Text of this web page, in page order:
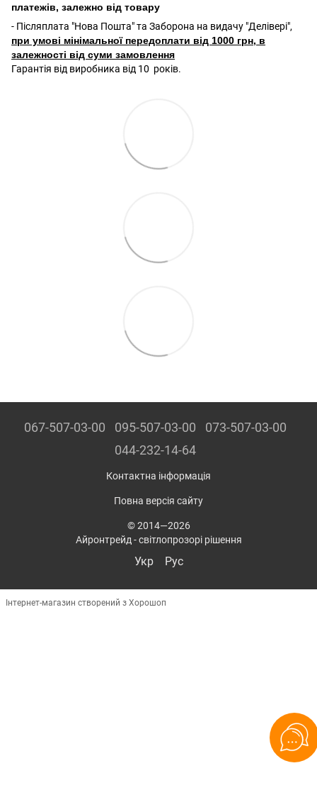
платежів, залежно від товару
- Післяплата "Нова Пошта" та Заборона на видачу "Делівері",
при умові мінімальної передоплати від 1000 грн, в
залежності від суми замовлення
Гарантія від виробника від 10 років.
067-507-03-00 095-507-03-00
073-507-03-00
044-232-14-64
Контактна інформація
Повна версія сайту
© 2014—2026
Айронтрейд - світлопрозорі рішення
Укр Рус
Інтернет-магазин створений з Хорошоп